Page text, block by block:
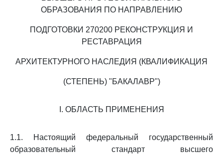
ОБРАЗОВАНИЯ ПО НАПРАВЛЕНИЮ
ПОДГОТОВКИ 270200 РЕКОНСТРУКЦИЯ И
РЕСТАВРАЦИЯ
АРХИТЕКТУРНОГО НАСЛЕДИЯ (КВАЛИФИКАЦИЯ
(СТЕПЕНЬ) "БАКАЛАВР")
I. ОБЛАСТЬ ПРИМЕНЕНИЯ
1.1. Настоящий федеральный государственный
образовательный стандарт высшего